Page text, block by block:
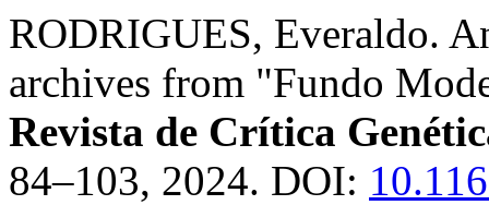
RODRIGUES, Everaldo.
archives from "Fundo
Revista de Crítica
84–103, 2024. DOI: